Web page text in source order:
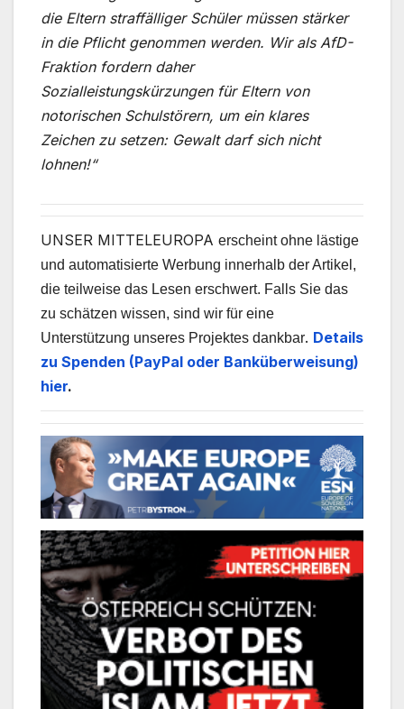
die Eltern straffälliger Schüler müssen stärker
in die Pflicht genommen werden. Wir als AfD-
Fraktion fordern daher
Sozialleistungskürzungen für Eltern von
notorischen Schulstörern, um ein klares
Zeichen zu setzen: Gewalt darf sich nicht
lohnen!“
UNSER MITTELEUROPA erscheint ohne lästige
und automatisierte Werbung innerhalb der Artikel,
die teilweise das Lesen erschwert. Falls Sie das
zu schätzen wissen, sind wir für eine
Unterstützung unseres Projektes dankbar. Details
zu Spenden (PayPal oder Banküberweisung)
hier.